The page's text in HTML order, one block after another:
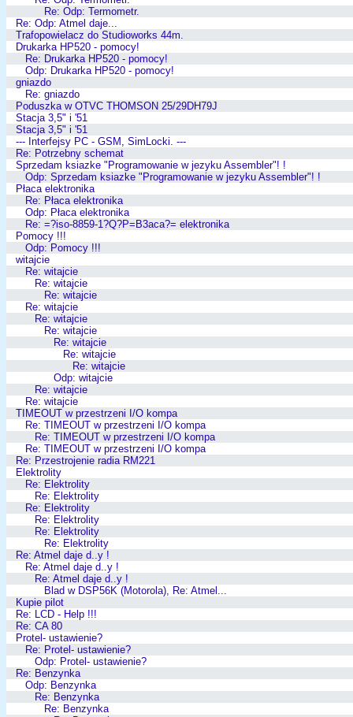
Re: Odp: Termometr.
Re: Odp: Atmel daje...
Trafopowielacz do Studioworks 44m.
Drukarka HP520 - pomocy!
Re: Drukarka HP520 - pomocy!
Odp: Drukarka HP520 - pomocy!
gniazdo
Re: gniazdo
Poduszka w OTVC THOMSON 25/29DH79J
Stacja 3,5" i '51
Stacja 3,5" i '51
--- Interfejsy PC - GSM, SimLocki. ---
Re: Potrzebny schemat
Sprzedam ksiazke "Programowanie w jezyku Assembler"! !
Odp: Sprzedam ksiazke "Programowanie w jezyku Assembler"! !
Płaca elektronika
Re: Płaca elektronika
Odp: Płaca elektronika
Re: =?iso-8859-1?Q?P=B3aca?= elektronika
Pomocy !!!
Odp: Pomocy !!!
witajcie
Re: witajcie
Re: witajcie
Re: witajcie
Re: witajcie
Re: witajcie
Re: witajcie
Re: witajcie
Re: witajcie
Re: witajcie
Odp: witajcie
Re: witajcie
Re: witajcie
TIMEOUT w przestrzeni I/O kompa
Re: TIMEOUT w przestrzeni I/O kompa
Re: TIMEOUT w przestrzeni I/O kompa
Re: TIMEOUT w przestrzeni I/O kompa
Re: Przestrojenie radia RM221
Elektrolity
Re: Elektrolity
Re: Elektrolity
Re: Elektrolity
Re: Elektrolity
Re: Elektrolity
Re: Elektrolity
Re: Atmel daje d..y !
Re: Atmel daje d..y !
Re: Atmel daje d..y !
Blad w DSP56K (Motorola), Re: Atmel...
Kupie pilot
Re: LCD - Help !!!
Re: CA 80
Protel- ustawienie?
Re: Protel- ustawienie?
Odp: Protel- ustawienie?
Re: Benzynka
Odp: Benzynka
Re: Benzynka
Re: Benzynka